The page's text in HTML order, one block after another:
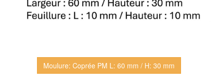
Moulure: Coprée PM L: 60 mm / H: 30 mm